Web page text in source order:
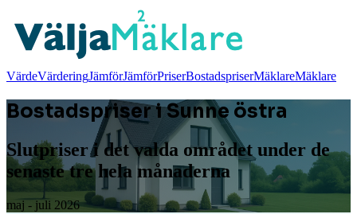
VärdeVärderingJämförJämförPriserBostadspriserMäklareMäklare
Bostadspriser i Sunne östra
Slutpriser i det valda området under de
senaste tre hela månaderna
maj - juli 2026